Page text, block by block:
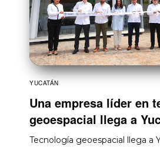
YUCATÁN
Una empresa líder en
geoespacial llega a
Tecnología geoespacial llega a